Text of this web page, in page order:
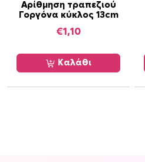
Αρίθμηση τραπεζιού
Γοργόνα κύκλος 13cm
€1,10
Καλάθι